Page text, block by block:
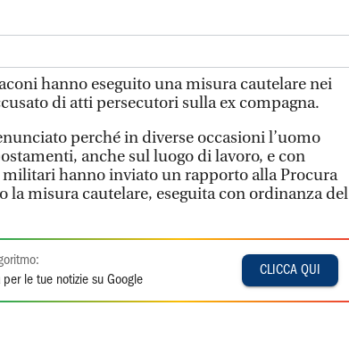
hanno eseguito una misura cautelare nei
di atti persecutori sulla ex compagna.
perché in diverse occasioni l’uomo
anche sul luogo di lavoro, e con
hanno inviato un rapporto alla Procura
la misura cautelare, eseguita con ordinanza del
per le tue notizie su Google
CLICCA QUI